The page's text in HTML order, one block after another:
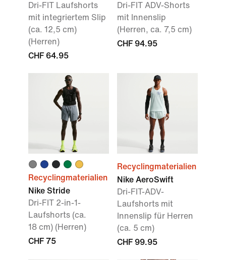
Dri-FIT Laufshorts
mit integriertem Slip
(ca. 12,5 cm)
(Herren)
CHF 64.95
Dri-FIT ADV-Shorts
mit Innenslip
(Herren, ca. 7,5 cm)
CHF 94.95
Recyclingmaterialien
Nike Stride
Dri-FIT 2-in-1-
Laufshorts (ca.
18 cm) (Herren)
CHF 75
Recyclingmaterialien
Nike AeroSwift
Dri-FIT-ADV-
Laufshorts mit
Innenslip für Herren
(ca. 5 cm)
CHF 99.95